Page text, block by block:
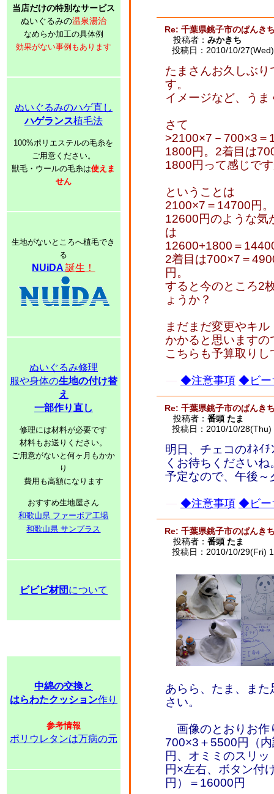
当店だけの特別なサービス
ぬいぐるみの温泉湯治
なめらか加工の具体例
効果がない事例もあります
ぬいぐるみのハゲ直し
ハゲランス植毛法
100%ポリエステルの毛糸を
ご用意ください。
獣毛・ウールの毛糸は使えま
せん
生地がないところへ植毛でき
る
NUiDA誕生！
ぬいぐるみ修理
服や身体の生地の付け替
え
一部作り直し
修理には材料が必要です
材料もお送りください。
ご用意がないと何ヶ月もかか
り
費用も高額になります
おすすめ生地屋さん
和歌山県 ファーボア工場
和歌山県 サンプラス
ビビビ材団 について
中綿の交換と
はらわたクッション作り
参考情報
ポリウレタンは万病の元
Re: 千葉県銚子市のぱんき
投稿者： みかきち
投稿日：2010/10/
たまさんお久しぶ
す。
イメージなど、う
さて
>2100×7－700×3＝
1800円。2着目は
1800円って感じで
ということは
2100×7＝14700円
12600円のような
は
12600+1800＝
2着目は700×7＝
円。
すると今のところ2
ょうか？
まだまだ変更やキ
かかると思います
こちらも予算取り
◆注意事項 ◆ビー
Re: 千葉県銚子市のぱんき
投稿者： 番頭 たま
投稿日：2010/10/
明日、チェコのｵﾈｲ
くお待ちください
予定なので、午後
◆注意事項 ◆ビー
Re: 千葉県銚子市のぱんき
投稿者： 番頭 たま
投稿日：2010/10/29(Fri)
あらら、たま、ま
さい。
画像のとおりお作
700×3＋5500円（
円、オミミのスリ
円×左右、ボタン付
円）＝16000円